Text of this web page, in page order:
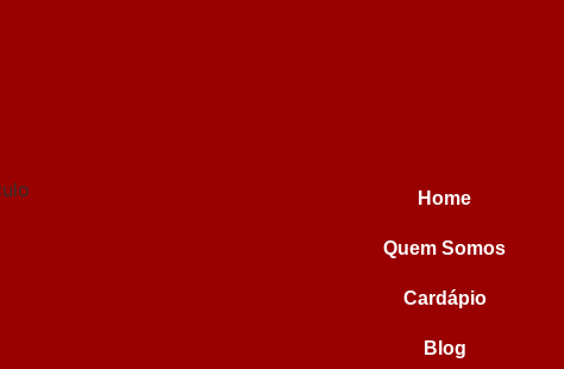
Home
Quem Somos
Cardápio
Blog